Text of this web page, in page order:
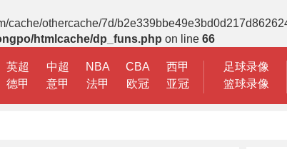
othercache/7d/
htmlcache/dp_funs.php on line 66
英超 中超 NBA CBA
西甲
德甲
意甲 法甲 欧冠 亚冠
足球录像
篮球录像